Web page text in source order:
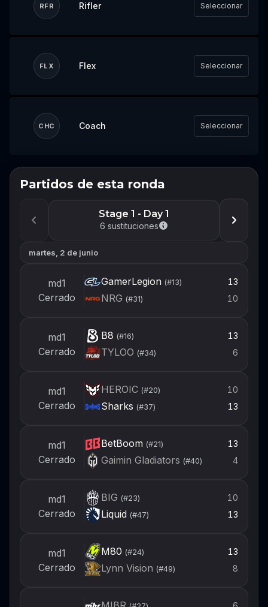
RFR Rifler Seleccionar
FLX Flex Seleccionar
CHC Coach Seleccionar
No te pierdas el próximo
Inicia sesión o crea una cuenta ahora para
abra el próximo evento.
Iniciar sesión
Partidos de esta ronda
Stage 1 - Day 1
6 sustituciones
martes, 2 de junio
md1
Cerrado
GamerLegion(#13) 13
NRG (#31) 10
md1
Cerrado
B8 (#16) 13
TYLOO (#34) 6
md1
Cerrado
HEROIC(#20) 10
Sharks (#37) 13
md1
Cerrado
BetBoom(#21) 13
Gaimin Gladiators (#40) 4
md1
Cerrado
BIG (#23) 10
Liquid (#47) 13
md1
Cerrado
M80 (#24) 13
Lynn Vision (#49) 8